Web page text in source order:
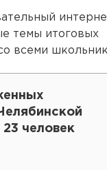
темы итоговых
всеми
человек